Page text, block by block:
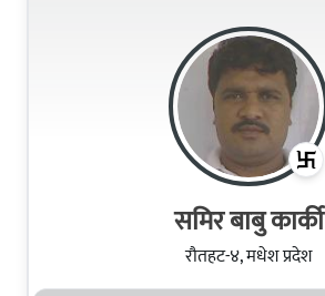
समिर बाबु कार्की
रौतहट-४, मधेश प्रदेश